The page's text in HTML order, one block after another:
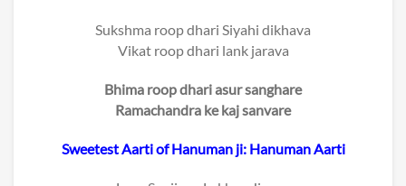
Sukshma roop dhari Siyahi dikhava
Vikat roop dhari lank jarava
Bhima roop dhari asur sanghare
Ramachandra ke kaj sanvare
Sweetest Aarti of Hanuman ji: Hanuman Aarti